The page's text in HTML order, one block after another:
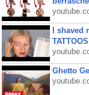
I shaved
TATTOOS
Ghetto